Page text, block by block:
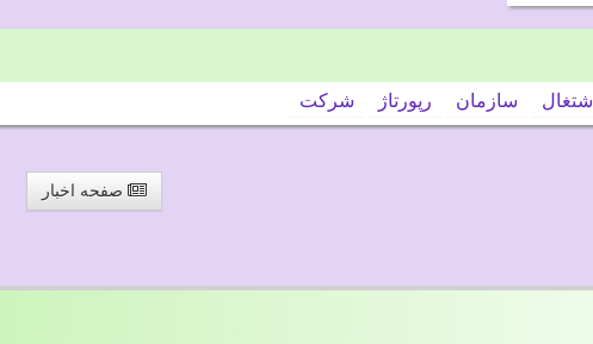
اشتغال سازمان رپورتاژ شركت
صفحه اخبار